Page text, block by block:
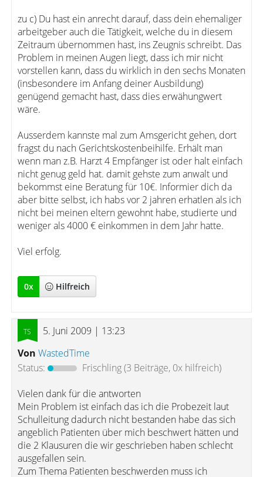
zu c) Du hast ein anrecht darauf, dass dein ehemaliger
arbeitgeber auch die Tätigkeit, welche du in diesem
Zeitraum übernommen hast, ins Zeugnis schreibt. Das
Problem in meinen Augen liegt, dass ich mir nicht
vorstellen kann, dass du wirklich in den sechs Monaten
(insbesondere im Anfang deiner Ausbildung)
genügend gemacht hast, dass dies erwähungwert
wäre.
Ausserdem kannste mal zum Amsgericht gehen, dort
fragst du nach Gerichtskostenbeihilfe. Erhält man
wenn man z.B. Harzt 4 Empfänger ist oder halt einfach
nicht genug geld hat. damit gehste zum anwalt und
bekommst eine Beratung für 10€. Informier dich da
aber bitte selbst, ich habs vor 2 jahren erhatlen als ich
nicht bei meinen eltern gewohnt habe, studierte und
weniger als 4000 € einkommen in dem Jahr hatte.
Viel erfolg.
0x Hilfreich
5. Juni 2009 | 13:23
Von WastedTime
Status:
Frischling(3 Beiträge, 0x hilfreich)
Vielen dank für die antworten
Mein Problem ist einfach das ich die Probezeit laut
Schulleitung dadurch nicht bestanden habe das sich
angeblich Patienten über mich beschwert hätten und
die 2 Klausuren die wir geschrieben haben schlecht
ausgefallen sein.
Zum Thema Patienten beschwerden muss ich